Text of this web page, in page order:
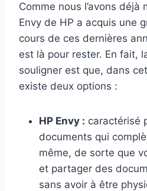
Comme nous l’avons déjà
Envy de HP a acquis une
cours de ces dernières
est là pour rester. En fait,
souligner est que, dans
existe deux options :
HP Envy : caractérisé
documents qui
même, de sorte que
et partager des
sans avoir à être